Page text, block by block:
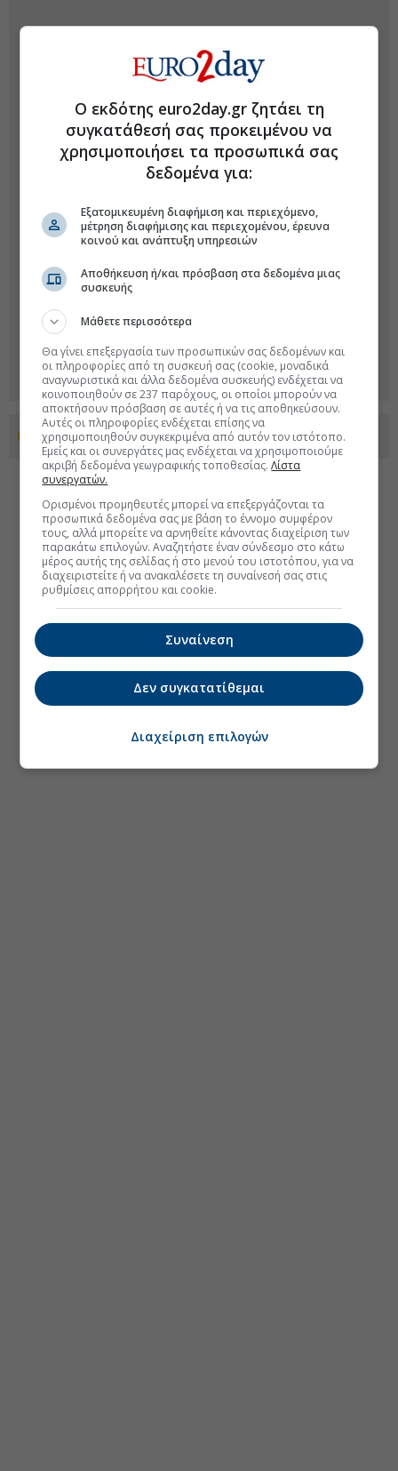
Προσθέστε το euro2day.gr στο Discover
Ο εκδότης euro2day.gr ζητάει τη
συγκατάθεσή σας προκειμένου να
χρησιμοποιήσει τα προσωπικά σας
δεδομένα για:
Εξατομικευμένη διαφήμιση και περιεχόμενο,
μέτρηση διαφήμισης και περιεχομένου, έρευνα
κοινού και ανάπτυξη υπηρεσιών
Αποθήκευση ή/και πρόσβαση στα δεδομένα μιας
συσκευής
Μάθετε περισσότερα
Θα γίνει επεξεργασία των προσωπικών σας δεδομένων και
οι πληροφορίες από τη συσκευή σας (cookie, μοναδικά
αναγνωριστικά και άλλα δεδομένα συσκευής) ενδέχεται να
κοινοποιηθούν σε 237 παρόχους, οι οποίοι μπορούν να
αποκτήσουν πρόσβαση σε αυτές ή να τις αποθηκεύσουν.
Αυτές οι πληροφορίες ενδέχεται επίσης να
χρησιμοποιηθούν συγκεκριμένα από αυτόν τον ιστότοπο.
Εμείς και οι συνεργάτες μας ενδέχεται να χρησιμοποιούμε
ακριβή δεδομένα γεωγραφικής τοποθεσίας.Λίστα
συνεργατών.
Ορισμένοι προμηθευτές μπορεί να επεξεργάζονται τα
προσωπικά δεδομένα σας με βάση το έννομο συμφέρον
τους, αλλά μπορείτε να αρνηθείτε κάνοντας διαχείριση των
παρακάτω επιλογών. Αναζητήστε έναν σύνδεσμο στο κάτω
μέρος αυτής της σελίδας ή στο μενού του ιστοτόπου, για να
διαχειριστείτε ή να ανακαλέσετε τη συναίνεσή σας στις
ρυθμίσεις απορρήτου και cookie.
Συναίνεση
Δεν συγκατατίθεμαι
Διαχείριση επιλογών